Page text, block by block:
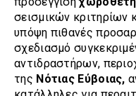
σεισμικών κριτηρίων
υπόψη πιθανές
σχεδιασμό
αντιδραστήρων,
της Νότιας Εύβοιας,